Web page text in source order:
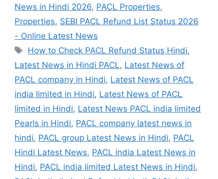
News in Hindi 2026, PACL Properties,
Properties, SEBI PACL Refund List Status 2026
- Online Latest News
Tags
How to Check PACL Refund Status Hindi,
Latest News in Hindi PACL, Latest News of
PACL company in Hindi, Latest News of PACL
india limited in Hindi, Latest News of PACL
limited in Hindi, Latest News PACL india limited
Pearls in Hindi, PACL company latest news in
hindi, PACL group Latest News in Hindi, PACL
Hindi Latest News, PACL india Latest News in
Hindi, PACL india limited Latest News in Hindi,